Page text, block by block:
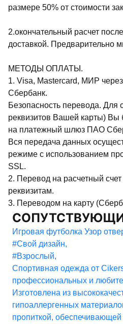
размере 50% от стоимости
2.окончательный расчет
доставкой. Предварительно
МЕТОДЫ ОПЛАТЫ.
1. Visa, Mastercard, МИР
Сбербанк.
Безопасность перевода. Для
реквизитов Вашей карты) Вы
на платежный шлюз ПАО
Вся передача данных
режиме с использованием
SSL.
2. Перевод на расчетный
реквизитам.
3. Переводом на карту
Игровая футболка Узор
#Свой дизайн,
#Взрослый,
Спортивная одежда от
профессиональных и
Изготовлена из
гипоаллергенных
пропиткой,